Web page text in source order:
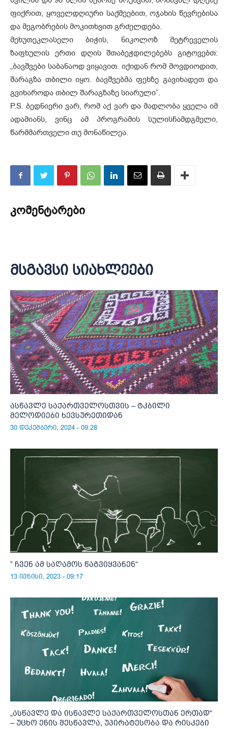
ფიქრით, ყოველდღიური საქმეებით, ოჯახის წევრებისა
და მეგობრების მოკითხვით გრძელდება.
მეხუთეკლასელი ბიჭის, ნიკოლოზ მეტრეველის
ზაფხულის ერთი დღის შთაბეჭდილებებს გიტოვებთ:
„ბავშვები საბანაოდ ვიყავით. იქიდან რომ მოვდიოდით,
შარაგზა თბილი იყო. ბავშვებმა ფეხზე გავიხადეთ და
გვიხაროდა თბილ შარაგზაზე სიარული”.
P.S. ბედნიერი ვარ, რომ აქ ვარ და მადლობა ყველა იმ
ადამიანს, ვინც ამ პროგრამის სულისჩამდგმელი,
წარმმართველი თუ მონაწილეა.
კომენტარები
მსგავსი სიახლეები
ასწავლე საქართველოსთვის – ტკბილი
მელოდიები ხევსურეთიდან
30 დეკემბერი, 2024 - 09:28
” ჩვენ ამ საღამოს წაგვიყვანენ“
13 ივნისი, 2023 - 09:17
„ასწავლე და ისწავლე საქართველოსთან ერთად“
– უცხო ენის შესწავლა, უპირატესობა და რისკები